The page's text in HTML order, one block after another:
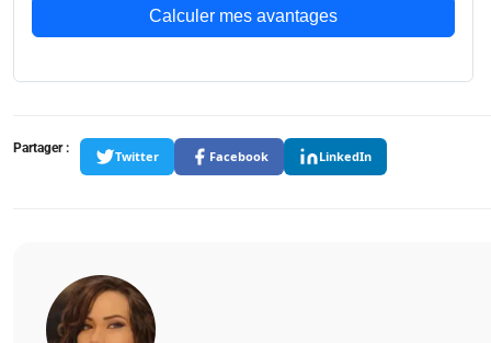
Calculer mes avantages
Partager : Twitter Facebook LinkedIn